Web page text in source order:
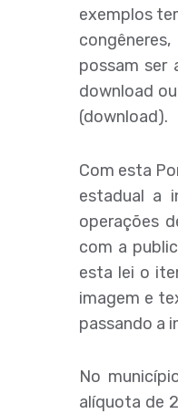
exemplos
possam ser
download
(download).
Com esta
estadual a
operações
com a
esta lei o
imagem e
passando a
No
alíquota de